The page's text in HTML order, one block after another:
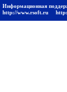
Информационная
http://www.rsoft.ru